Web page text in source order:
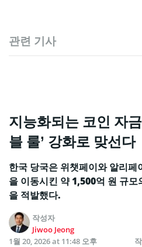
관련 기사
지능화되는 코인 자
블 룰’ 강화로 맞선다
한국 당국은 위챗페이와 알리
을 이동시킨 약 1,500억 원 규
을 적발했다.
작성자
Jiwoo Jeong
1월 20, 2026 at 11:48 오후